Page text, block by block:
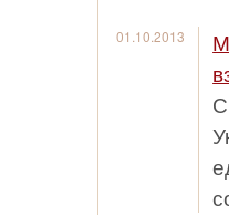
01.10.2013